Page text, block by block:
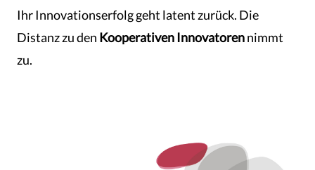
Ihr Innovationserfolg geht latent zurück. Die
Distanz zu den Kooperativen Innovatorennimmt
zu.